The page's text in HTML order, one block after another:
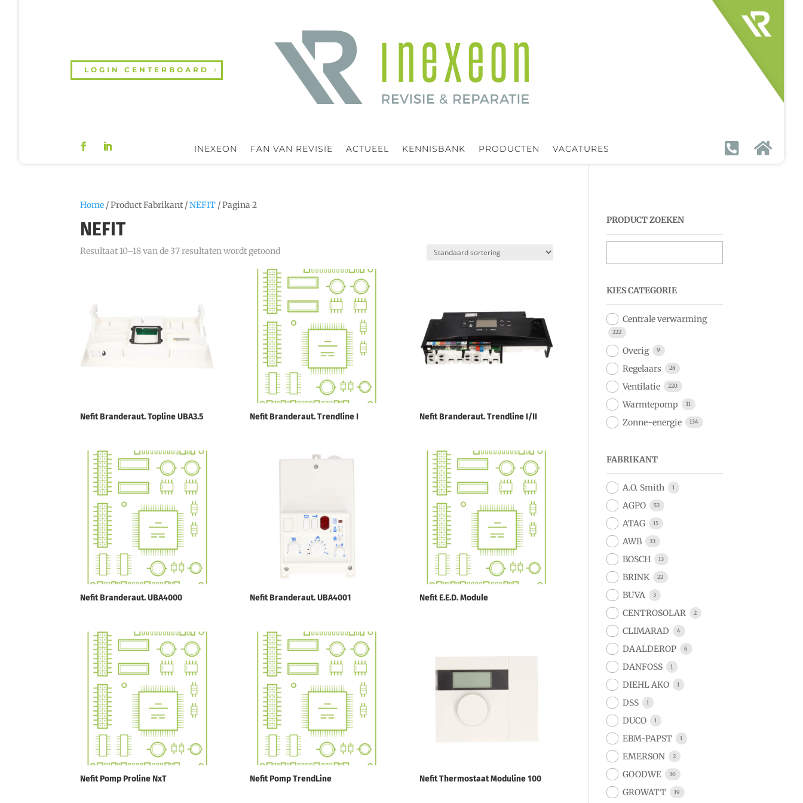
LOGIN CENTERBOARD
INEXEON FAN VAN REVISIE ACTUEEL KENNISBANK PRODUCTEN VACATURES  
Home / Product Fabrikant /NEFIT / Pagina 2
NEFIT
Resultaat 10–18 van de 37 resultaten wordt getoond
Nefit Branderaut. Topline UBA3.5 Nefit Branderaut. Trendline I Nefit Branderaut. Trendline I/II
Nefit Branderaut. UBA4000 Nefit Branderaut. UBA4001 Nefit E.E.D. Module
Nefit Pomp Proline NxT Nefit Pomp TrendLine Nefit Thermostaat Moduline 100
PRODUCT ZOEKEN
KIES CATEGORIE
Centrale verwarming
222
Overig 9
Regelaars 28
Ventilatie 220
Warmtepomp 11
Zonne-energie 134
FABRIKANT
A.O. Smith 1
AGPO 52
ATAG 15
AWB 33
BOSCH 13
BRINK 22
BUVA 3
CENTROSOLAR 2
CLIMARAD 4
DAALDEROP 6
DANFOSS 1
DIEHL AKO 1
DSS 1
DUCO 1
EBM-PAPST 1
EMERSON 2
GOODWE 30
GROWATT 19